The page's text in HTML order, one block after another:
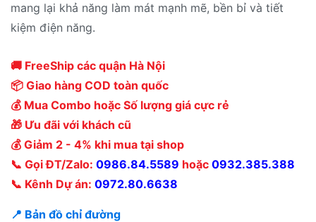
mang lại khả năng làm mát mạnh mẽ, bền bỉ và tiết
kiệm điện năng.
🚚 FreeShip các quận Hà Nội
📦 Giao hàng COD toàn quốc
💰 Mua Combo hoặc Số lượng giá cực rẻ
🎁 Ưu đãi với khách cũ
💰 Giảm 2 - 4% khi mua tại shop
📞 Gọi ĐT/Zalo: 0986.84.5589 hoặc 0932.385.388
📞 Kênh Dự án: 0972.80.6638
📍 Bản đồ chỉ đường